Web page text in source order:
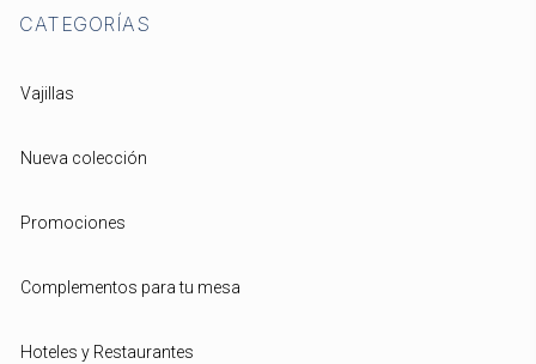
CATEGORÍAS
Vajillas
Nueva colección
Promociones
Complementos para tu mesa
Hoteles y Restaurantes